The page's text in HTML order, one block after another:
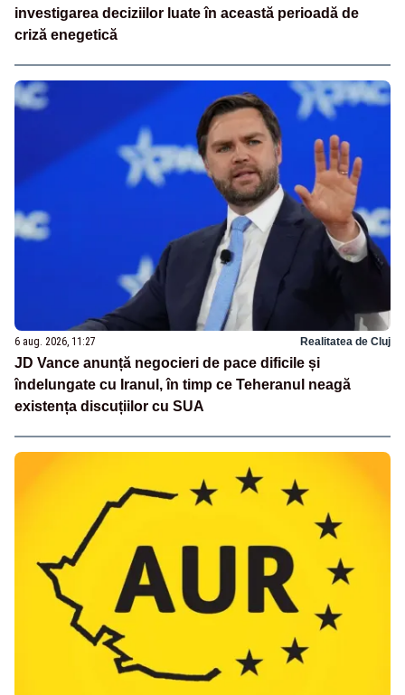
investigarea deciziilor luate în această perioadă de
criză enegetică
6 aug. 2026, 11:27 Realitatea de Cluj
JD Vance anunță negocieri de pace dificile și
îndelungate cu Iranul, în timp ce Teheranul neagă
existența discuțiilor cu SUA